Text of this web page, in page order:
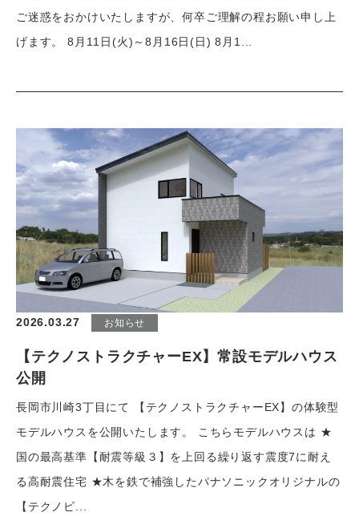
ご迷惑をおかけいたしますが、何卒ご理解の程お願い申し上
げます。 8月11日(火)～8月16日(日) 8月1...
2026.03.27 お知らせ
【テクノストラクチャーEX】常設モデルハウス
公開
長岡市川崎3丁目にて 【テクノストラクチャーEX】の体験型
モデルハウスを公開いたします。 こちらモデルハウスは ★
国の最高基準【耐震等級３】を上回る繰り返す震度7に耐え
る高耐震住宅 ★木を鉄で補強したパナソニックオリジナルの
【テクノビ...